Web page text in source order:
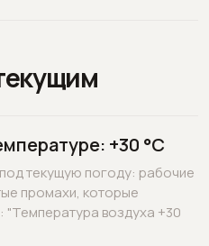
+30 °C
текущую погоду: рабочие
промахи, которые
воздуха +30